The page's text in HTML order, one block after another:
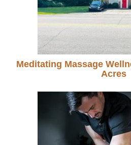
Meditating Massage
Acres